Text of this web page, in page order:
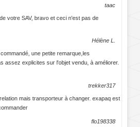
taac
votre SAV, bravo et ceci n'est pas de
Hélène L.
une petite remarque,les
assez explicites sur l'objet vendu, à améliorer.
trekker317
mais transporteur à changer. exapaq est
flo198338